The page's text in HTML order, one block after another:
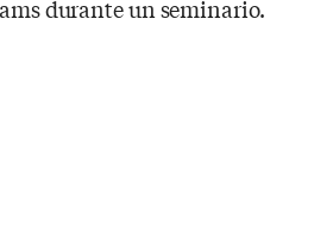
durante un seminario.